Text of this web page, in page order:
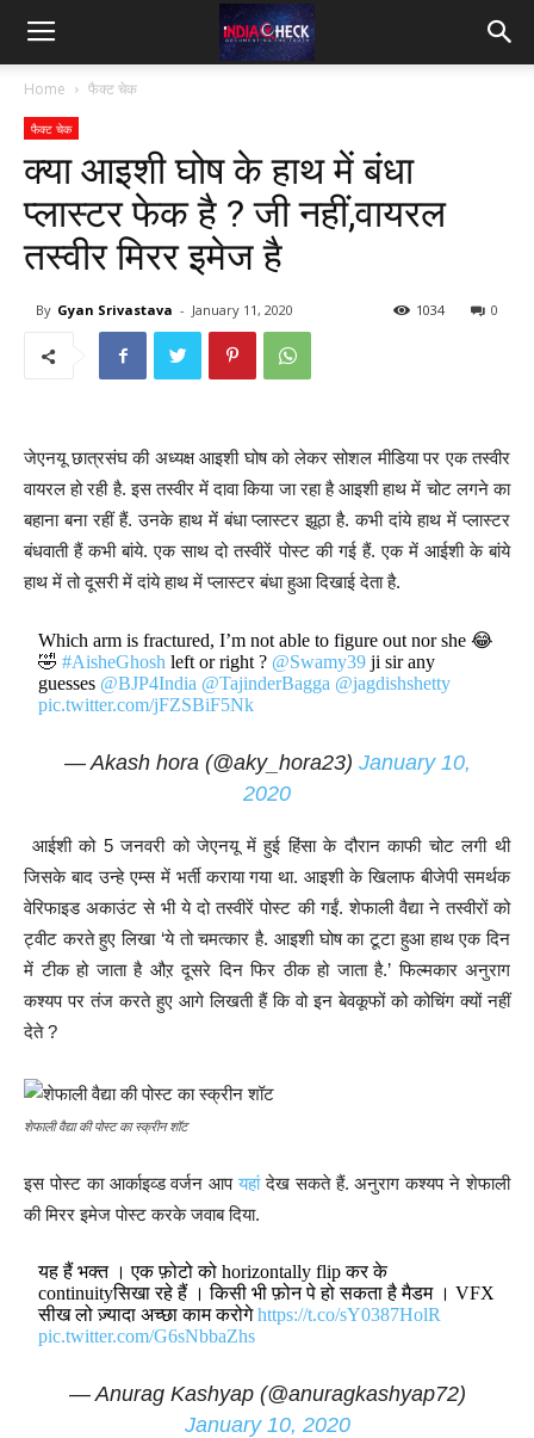
IndiaCheck
Home फैक्ट चेक
फैक्ट चेक
क्या आइशी घोष के हाथ में बंधा
प्लास्टर फेक है ? जी नहीं,वायरल
तस्वीर मिरर इमेज है
By Gyan Srivastava - January 11, 2020 0
1034
जेएनयू छात्रसंघ की अध्यक्ष आइशी घोष को लेकर सोशल मीडिया पर एक तस्वीर
वायरल हो रही है. इस तस्वीर में दावा किया जा रहा है आइशी हाथ में चोट लगने का
बहाना बना रहीं हैं. उनके हाथ में बंधा प्लास्टर झूठा है. कभी दांये हाथ में प्लास्टर
बंधवाती हैं कभी बांये. एक साथ दो तस्वीरें पोस्ट की गई हैं. एक में आईशी के बांये
हाथ में तो दूसरी में दांये हाथ में प्लास्टर बंधा हुआ दिखाई देता है.
Which arm is fractured, I’m not able to figure out nor she 😂
🤣#AisheGhosh left or right ? @Swamy39 ji sir any
guesses @BJP4India @TajinderBagga @jagdishshetty
pic.twitter.com/jFZSBiF5Nk
— Akash hora (@aky_hora23) January 10,
2020
आईशी को 5 जनवरी को जेएनयू में हुई हिंसा के दौरान काफी चोट लगी थी
जिसके बाद उन्हे एम्स में भर्ती कराया गया था. आइशी के खिलाफ बीजेपी समर्थक
वेरिफाइड अकाउंट से भी ये दो तस्वीरें पोस्ट की गईं. शेफाली वैद्या ने तस्वीरों को
ट्वीट करते हुए लिखा ‘ये तो चमत्कार है. आइशी घोष का टूटा हुआ हाथ एक दिन
में टीक हो जाता है औऱ दूसरे दिन फिर ठीक हो जाता है.’ फिल्मकार अनुराग
कश्यप पर तंज करते हुए आगे लिखती हैं कि वो इन बेवकूफों को कोचिंग क्यों नहीं
देते ?
शेफाली वैद्या की पोस्ट का स्क्रीन शॉट
इस पोस्ट का आर्काइव्ड वर्जन आपयहांदेख सकते हैं. अनुराग कश्यप ने शेफाली
की मिरर इमेज पोस्ट करके जवाब दिया.
यह हैं भक्त । एक फ़ोटो को horizontally flip कर के
continuityसिखा रहे हैं । किसी भी फ़ोन पे हो सकता है मैडम । VFX
सीख लो ज़्यादा अच्छा काम करोगेhttps://t.co/sY0387HolR
pic.twitter.com/G6sNbbaZhs
— Anurag Kashyap (@anuragkashyap72)
January 10, 2020